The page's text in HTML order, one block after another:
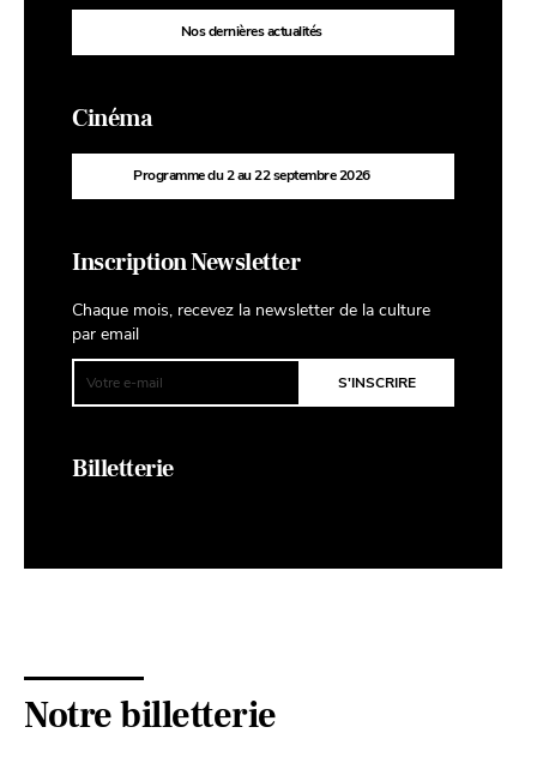
Nos dernières actualités
Cinéma
Programme du 2 au 22 septembre 2026
Inscription Newsletter
Chaque mois, recevez la newsletter de la culture
par email
Billetterie
Notre billetterie